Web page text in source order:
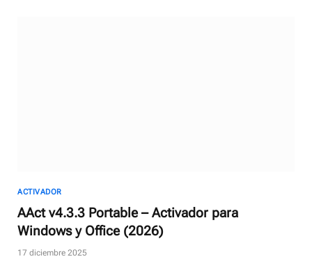
ACTIVADOR
AAct v4.3.3 Portable – Activador para
Windows y Office (2026)
17 diciembre 2025